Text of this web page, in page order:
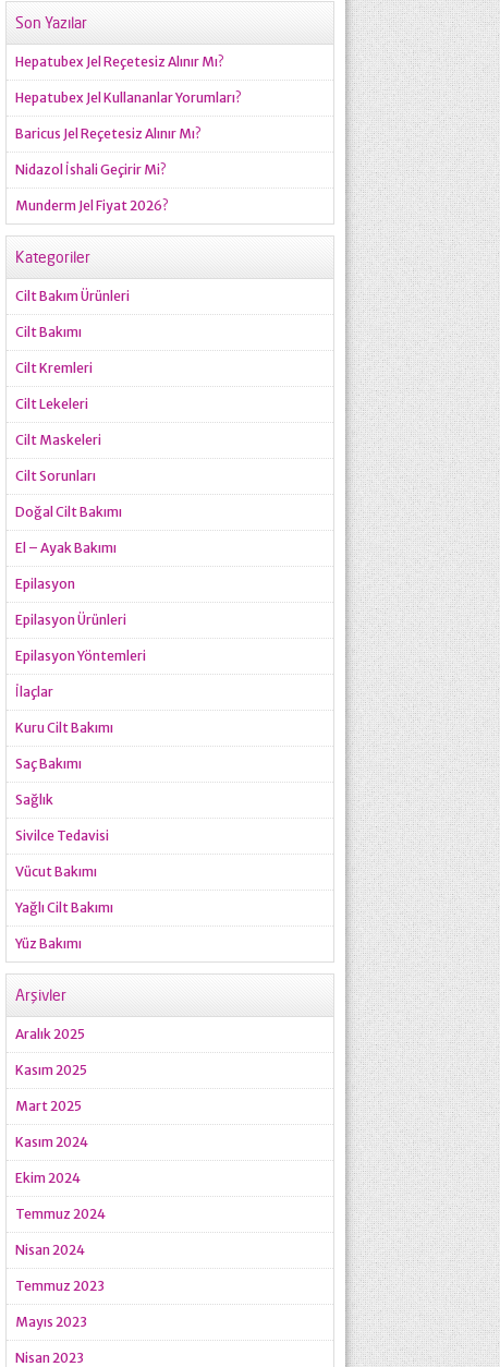
Son Yazılar
Hepatubex Jel Reçetesiz Alınır Mı?
Hepatubex Jel Kullananlar Yorumları?
Baricus Jel Reçetesiz Alınır Mı?
Nidazol İshali Geçirir Mi?
Munderm Jel Fiyat 2026?
Kategoriler
Cilt Bakım Ürünleri
Cilt Bakımı
Cilt Kremleri
Cilt Lekeleri
Cilt Maskeleri
Cilt Sorunları
Doğal Cilt Bakımı
El – Ayak Bakımı
Epilasyon
Epilasyon Ürünleri
Epilasyon Yöntemleri
İlaçlar
Kuru Cilt Bakımı
Saç Bakımı
Sağlık
Sivilce Tedavisi
Vücut Bakımı
Yağlı Cilt Bakımı
Yüz Bakımı
Arşivler
Aralık 2025
Kasım 2025
Mart 2025
Kasım 2024
Ekim 2024
Temmuz 2024
Nisan 2024
Temmuz 2023
Mayıs 2023
Nisan 2023